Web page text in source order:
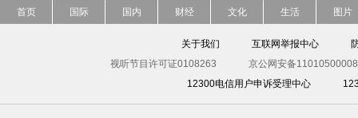
首页 国际 国内 财经 文化 生活 图片
关于我们 互联网举报中心
视听节目许可证0108263
京公网安备
12300电信用户申诉受理中心